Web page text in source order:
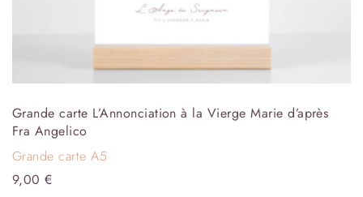
Grande carte L’Annonciation à la Vierge Marie d’après
Fra Angelico
Grande carte A5
9,00€